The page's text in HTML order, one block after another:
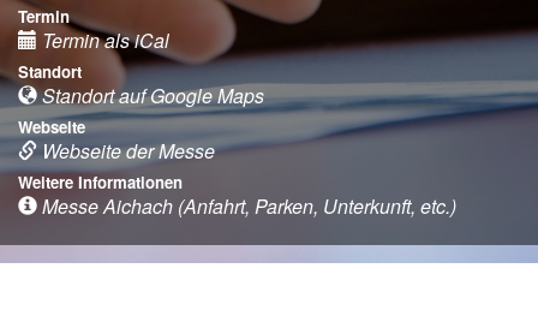
Termin
Termin als iCal
Standort
Standort auf Google Maps
Webseite
Webseite der Messe
Weitere Informationen
Messe Aichach (Anfahrt, Parken, Unterkunft, etc.)